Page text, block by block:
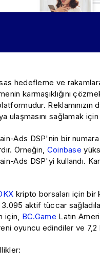
hedefleme ve
karmaşıklığını
ulaşmasını sağlamak
Ads DSP'nin bir numara
Örneğin, Coinbase
Ads DSP'yi kullandı.
kripto borsaları için bir
3.095 aktif tüccar
için, BC.Game Latin
oyuncu edindiler ve 7,2